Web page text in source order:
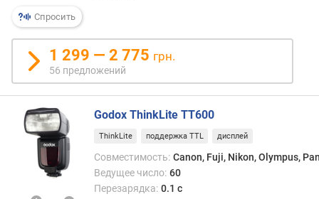
а
в
л
е
н
и
е
е
м
к
Спросить
1 299 — 2 775 грн.
56 предложений
Godox ThinkLite TT600
ThinkLite поддержка TTL дисплей
Совместимость: Canon, Fuji, Nikon, Olympus,
Ведущее число: 60
Перезарядка: 0.1 с